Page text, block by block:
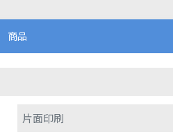
スタンド 片
無地台座
商品
片面印刷